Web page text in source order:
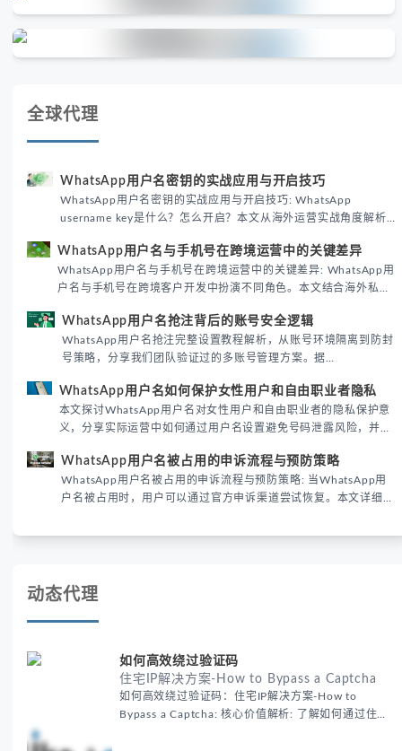
全球代理
WhatsApp用户名密钥的实战应用与开启技巧
WhatsApp用户名密钥的实战应用与开启技巧: WhatsApp
username key是什么？怎么开启？本文从海外运营实战角度解析
境团队高效触达目标客户。
WhatsApp用户名与手机号在跨境运营中的关键差异
WhatsApp用户名与手机号在跨境运营中的关键差异: WhatsApp用
户名与手机号在跨境客户开发中扮演不同角色。本文结合海外私域
际差异，帮助团队优化WhatsApp营销策略。
WhatsApp用户名抢注背后的账号安全逻辑
WhatsApp用户名抢注完整设置教程解析，从账号环境隔离到防封
号策略，分享我们团队验证过的多账号管理方案。据
性直接影响转化率。
WhatsApp用户名如何保护女性用户和自由职业者隐私
本文探讨WhatsApp用户名对女性用户和自由职业者的隐私保护意
义，分享实际运营中如何通过用户名设置避免号码泄露风险，并提
已成为全球数字沟通的首要考量。
WhatsApp用户名被占用的申诉流程与预防策略
WhatsApp用户名被占用的申诉流程与预防策略: 当WhatsApp用
户名被占用时，用户可以通过官方申诉渠道尝试恢复。本文详细解
账号安全。
动态代理
如何高效绕过验证码
住宅IP解决方案-How to Bypass a Captcha
如何高效绕过验证码：住宅IP解决方案-How to
Bypass a Captcha: 核心价值解析: 了解如何通过住宅